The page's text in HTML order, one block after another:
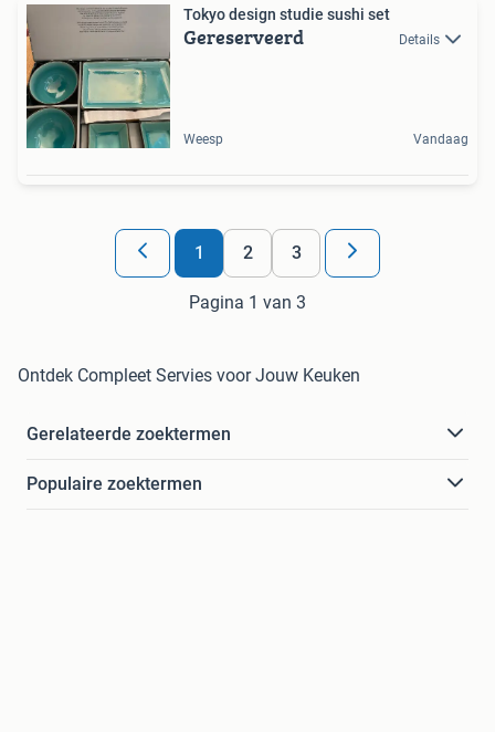
Tokyo design studie sushi set
Gereserveerd Details
Weesp Vandaag
1 2 3
Pagina 1 van 3
Ontdek Compleet Servies voor Jouw Keuken
Gerelateerde zoektermen
Populaire zoektermen